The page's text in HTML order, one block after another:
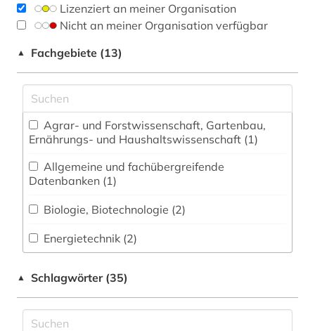
Lizenziert an meiner Organisation
Nicht an meiner Organisation verfügbar
▲ Fachgebiete (13)
Ernährungs- und Haushaltswissenschaft (1)
Datenbanken (1)
Biologie, Biotechnologie (2)
Energietechnik (2)
Geowissenschaften (1)
▲ Schlagwörter (35)